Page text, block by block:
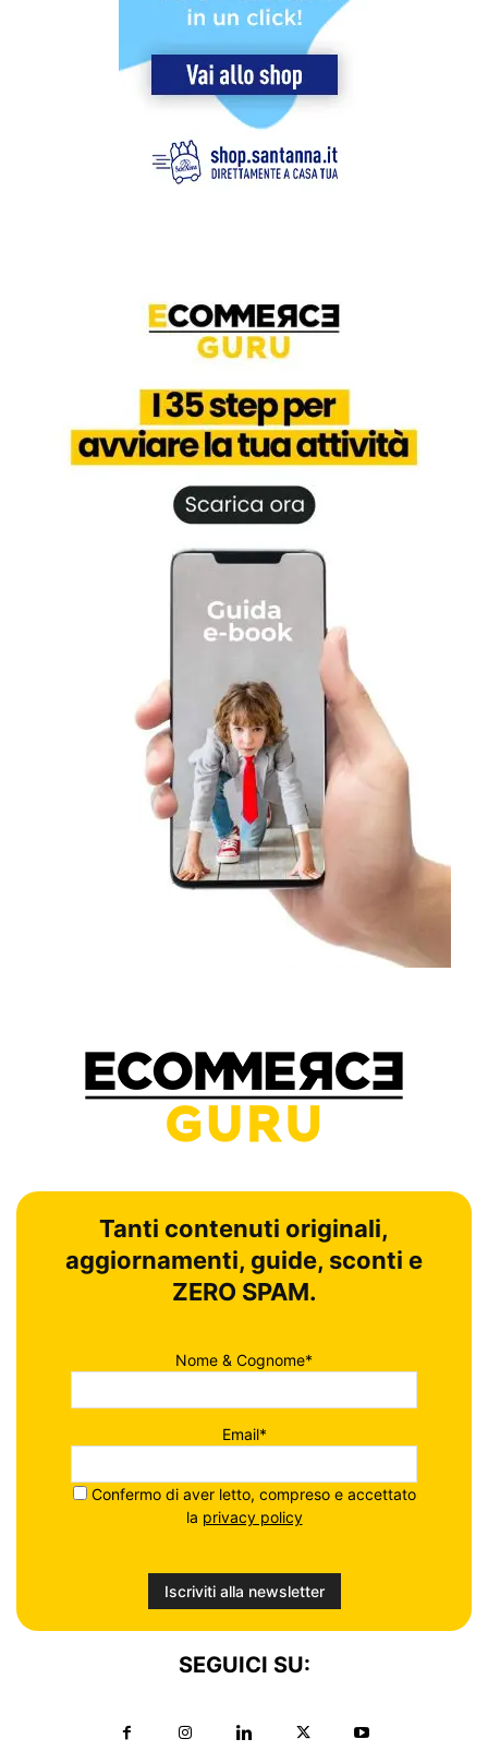
Tanti contenuti originali,
aggiornamenti, guide, sconti e
ZERO SPAM.
Nome & Cognome*
Email*
Confermo di aver letto, compreso e accettato
la privacy policy
SEGUICI SU: